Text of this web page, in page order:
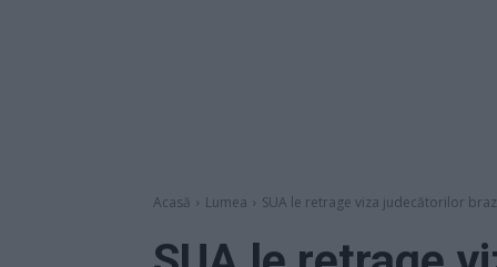
Acasă Lumea SUA le retrage viza judecătorilor